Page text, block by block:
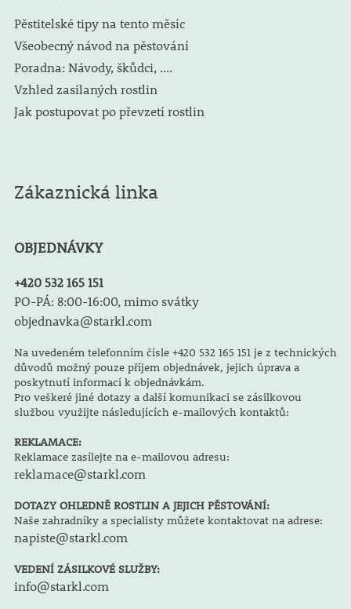
Pěstitelské tipy na tento měsíc
Všeobecný návod na pěstování
Poradna: Návody, škůdci, ....
Vzhled zasílaných rostlin
Jak postupovat po převzetí rostlin
Zákaznická linka
OBJEDNÁVKY
+420 532 165 151
PO-PÁ: 8:00-16:00, mimo svátky
objednavka@starkl.com
Na uvedeném telefonním čísle +420 532 165 151 je z technických
důvodů možný pouze příjem objednávek, jejich úprava a
poskytnutí informací k objednávkám.
Pro veškeré jiné dotazy a další komunikaci se zásilkovou
službou využijte následujících e-mailových kontaktů:
REKLAMACE:
Reklamace zasílejte na e-mailovou adresu:
reklamace@starkl.com
DOTAZY OHLEDNĚ ROSTLIN A JEJICH PĚSTOVÁNÍ:
Naše zahradníky a specialisty můžete kontaktovat na adrese:
napiste@starkl.com
VEDENÍ ZÁSILKOVÉ SLUŽBY:
info@starkl.com